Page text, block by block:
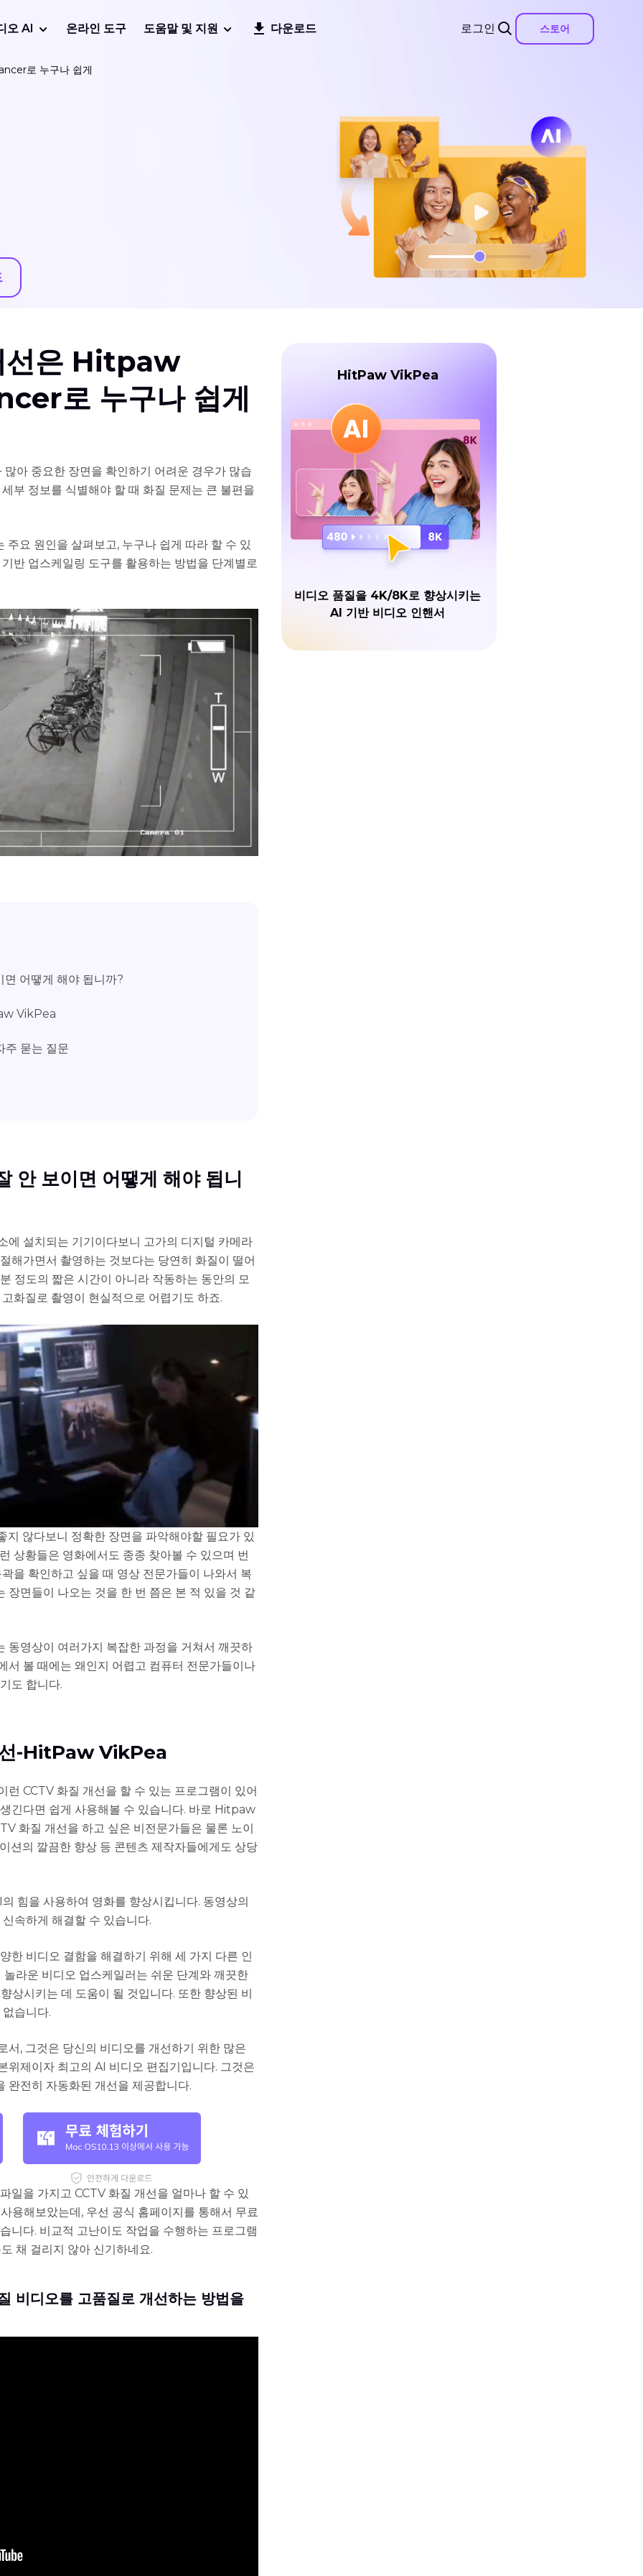
로그인 스토어
오 AI 온라인 도구 도움말 및 지원 다운로드
로 누구나 쉽게
선은 Hitpaw
로 누구나 쉽게
아 중요한 장면을 확인하기 어려운 경우가 많습
부 정보를 식별해야 할 때 화질 문제는 큰 불편을
주요 원인을 살펴보고, 누구나 쉽게 따라 할 수 있
반 업스케일링 도구를 활용하는 방법을 단계별로
어땧게 해야 됩니까?
VikPea
주 묻는 질문
안 보이면 어땧게 해야 됩니
에 설치되는 기기이다보니 고가의 디지털 카메라
해가면서 촬영하는 것보다는 당연히 화질이 떨어
정도의 짧은 시간이 아니라 작동하는 동안의 모
화질로 촬영이 현실적으로 어렵기도 하죠.
지 않다보니 정확한 장면을 파악해야할 필요가 있
상황들은 영화에서도 종종 찾아볼 수 있으며 번
을 확인하고 싶을 때 영상 전문가들이 나와서 복
장면들이 나오는 것을 한 번 쯤은 본 적 있을 것 같
동영상이 여러가지 복잡한 과정을 거쳐서 깨끗하
서 볼 때에는 왜인지 어렵고 컴퓨터 전문가들이나
도 합니다.
-HitPaw VikPea
런 CCTV 화질 개선을 할 수 있는 프로그램이 있어
긴다면 쉽게 사용해볼 수 있습니다. 바로 Hitpaw
화질 개선을 하고 싶은 비전문가들은 물론 노이
션의 깔끔한 향상 등 콘텐츠 제작자들에게도 상당
힘을 사용하여 영화를 향상시킵니다. 동영상의
속하게 해결할 수 있습니다.
한 비디오 결함을 해결하기 위해 세 가지 다른 인
라운 비디오 업스케일러는 쉬운 단계와 깨끗한
상시키는 데 도움이 될 것입니다. 또한 향상된 비
습니다.
서, 그것은 당신의 비디오를 개선하기 위한 많은
위제이자 최고의 AI 비디오 편집기입니다. 그것은
완전히 자동화된 개선을 제공합니다.
일을 가지고 CCTV 화질 개선을 얼마나 할 수 있
해보았는데, 우선 공식 홈페이지를 통해서 무료
니다. 비교적 고난이도 작업을 수행하는 프로그램
채 걸리지 않아 신기하네요.
디오를 고품질로 개선하는 방법을
HitPaw VikPea
비디오 품질을 4K/8K로 향상시키는
AI 기반 비디오 인핸서